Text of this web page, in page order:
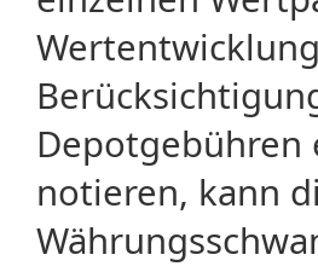
Depotgebühren
notieren, kann